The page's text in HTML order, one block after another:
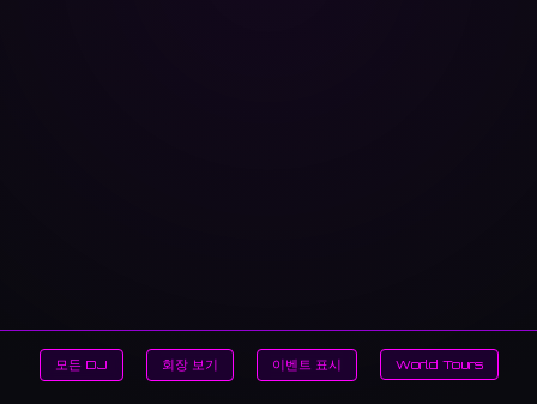
모든 DJ 회장 보기 이벤트 표시 World Tours